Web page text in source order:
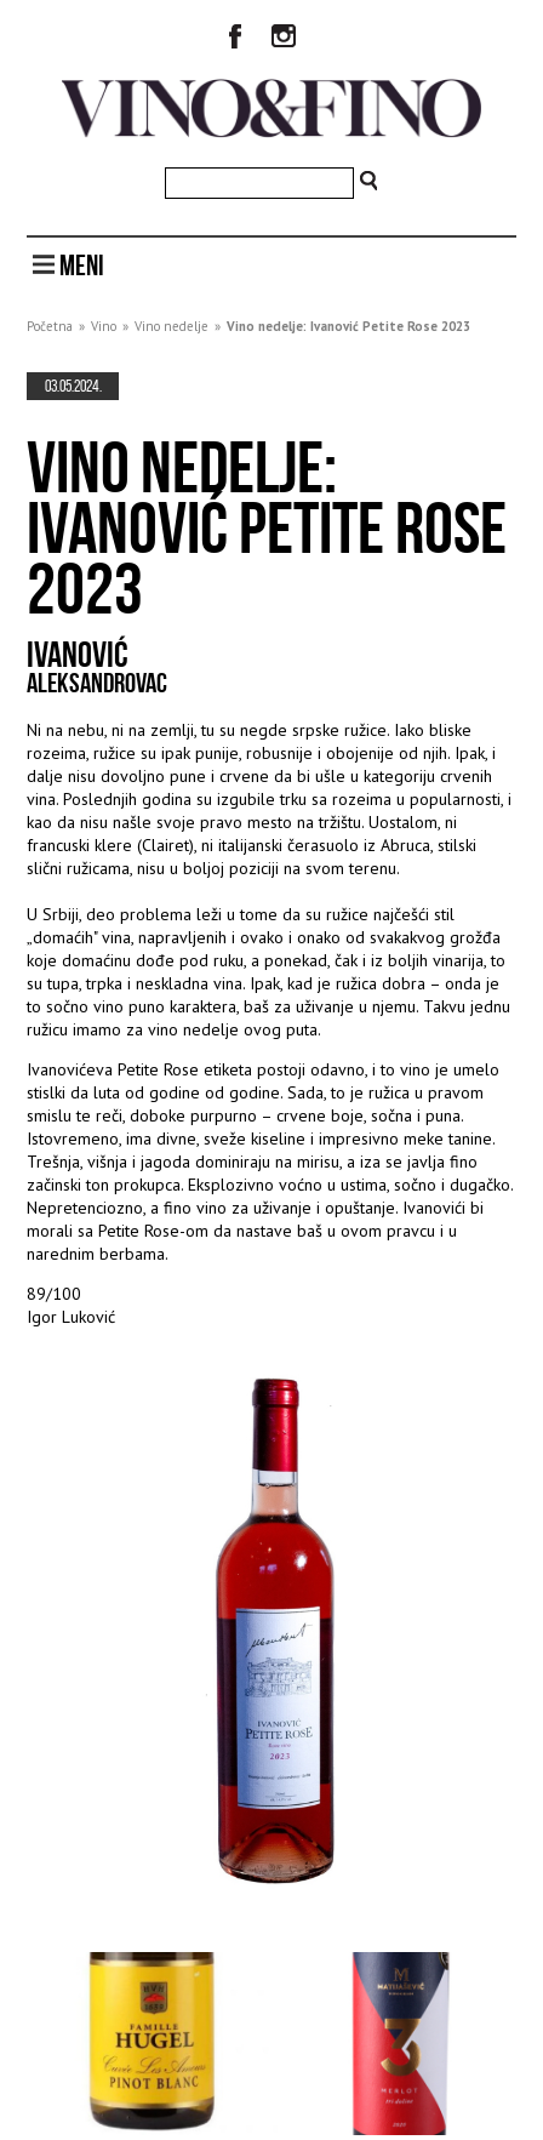
MENI
Početna » Vino » Vino nedelje » Vino nedelje: Ivanović Petite Rose 2023
03.05.2024.
VINO NEDELJE:
IVANOVIĆ PETITE ROSE
2023
IVANOVIĆ
ALEKSANDROVAC
Ni na nebu, ni na zemlji, tu su negde srpske ružice. Iako bliske
rozeima, ružice su ipak punije, robusnije i obojenije od njih. Ipak, i
dalje nisu dovoljno pune i crvene da bi ušle u kategoriju crvenih
vina. Poslednjih godina su izgubile trku sa rozeima u popularnosti, i
kao da nisu našle svoje pravo mesto na tržištu. Uostalom, ni
francuski klere (Clairet), ni italijanski čerasuolo iz Abruca, stilski
slični ružicama, nisu u boljoj poziciji na svom terenu.
U Srbiji, deo problema leži u tome da su ružice najčešći stil
„domaćih" vina, napravljenih i ovako i onako od svakakvog grožđa
koje domaćinu dođe pod ruku, a ponekad, čak i iz boljih vinarija, to
su tupa, trpka i neskladna vina. Ipak, kad je ružica dobra – onda je
to sočno vino puno karaktera, baš za uživanje u njemu. Takvu jednu
ružicu imamo za vino nedelje ovog puta.
Ivanovićeva Petite Rose etiketa postoji odavno, i to vino je umelo
stislki da luta od godine od godine. Sada, to je ružica u pravom
smislu te reči, doboke purpurno – crvene boje, sočna i puna.
Istovremeno, ima divne, sveže kiseline i impresivno meke tanine.
Trešnja, višnja i jagoda dominiraju na mirisu, a iza se javlja fino
začinski ton prokupca. Eksplozivno voćno u ustima, sočno i dugačko.
Nepretenciozno, a fino vino za uživanje i opuštanje. Ivanovići bi
morali sa Petite Rose-om da nastave baš u ovom pravcu i u
narednim berbama.
89/100
Igor Luković